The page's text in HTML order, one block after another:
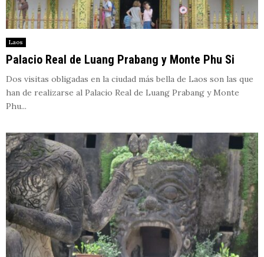
Laos
Palacio Real de Luang Prabang y Monte Phu Si
Dos visitas obligadas en la ciudad más bella de Laos son las que
han de realizarse al Palacio Real de Luang Prabang y Monte
Phu...